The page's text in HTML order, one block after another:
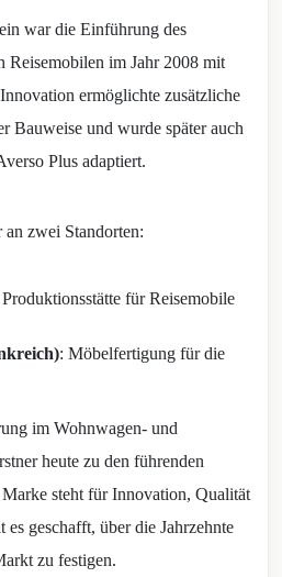
war die Einführung des
Reisemobilen im Jahr 2008 mit
ermöglichte zusätzliche
Bauweise und wurde später auch
Plus adaptiert.
zwei Standorten:
für Reisemobile
: Möbelfertigung für die
im Wohnwagen- und
heute zu den führenden
steht für Innovation, Qualität
geschafft, über die Jahrzehnte
zu festigen.